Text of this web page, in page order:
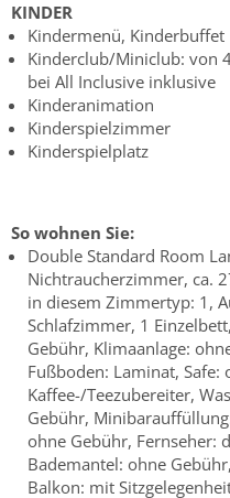
KINDER
Kindermenü, Kinderbuffet
Kinderclub/Miniclub: von
bei All Inclusive inklusive
Kinderanimation
Kinderspielzimmer
Kinderspielplatz
So wohnen Sie:
Double Standard Room
Nichtraucherzimmer, ca.
in diesem Zimmertyp: 1,
Schlafzimmer, 1
Gebühr, Klimaanlage:
Fußboden: Laminat, Safe:
Kaffee-/Teezubereiter,
Gebühr,
ohne Gebühr, Fernseher:
Bademantel: ohne
Balkon: mit